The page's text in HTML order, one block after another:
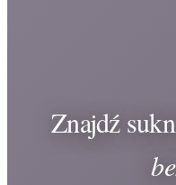
Znajdź